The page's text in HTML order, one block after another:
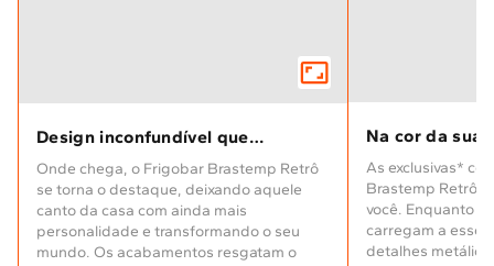
Design inconfundível que
transforma qualquer ambiente
Onde chega, o Frigobar Brastemp Retrô
se torna o destaque, deixando aquele
canto da casa com ainda mais
personalidade e transformando o seu
mundo. Os acabamentos resgatam o
Na cor da sua
As exclusivas*
Brastemp Retrô
você. Enquanto
carregam a
detalhes